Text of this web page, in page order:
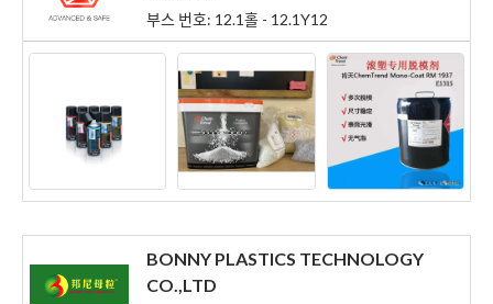
부스 번호: 12.1홀 - 12.1Y12
BONNY PLASTICS TECHNOLOGY
CO.,LTD